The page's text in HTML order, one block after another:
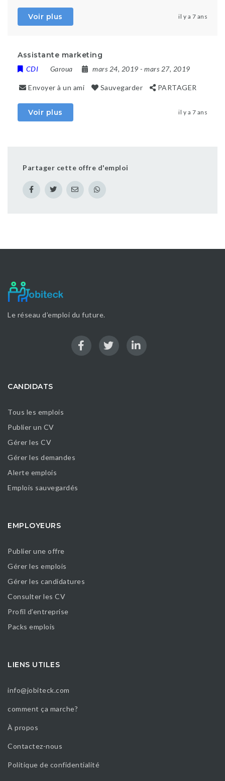
Voir plus il y a 7 ans
Assistante marketing
CDI Garoua mars 24, 2019 - mars 27, 2019
Envoyer à un ami Sauvegarder PARTAGER
Voir plus il y a 7 ans
Partager cette offre d'emploi
Le réseau d’emploi du future.
CANDIDATS
Tous les emplois
Publier un CV
Gérer les CV
Gérer les demandes
Alerte emplois
Emplois sauvegardés
EMPLOYEURS
Publier une offre
Gérer les emplois
Gérer les candidatures
Consulter les CV
Profil d’entreprise
Packs emplois
LIENS UTILES
info@jobiteck.com
comment ça marche?
À propos
Contactez-nous
Politique de confidentialité